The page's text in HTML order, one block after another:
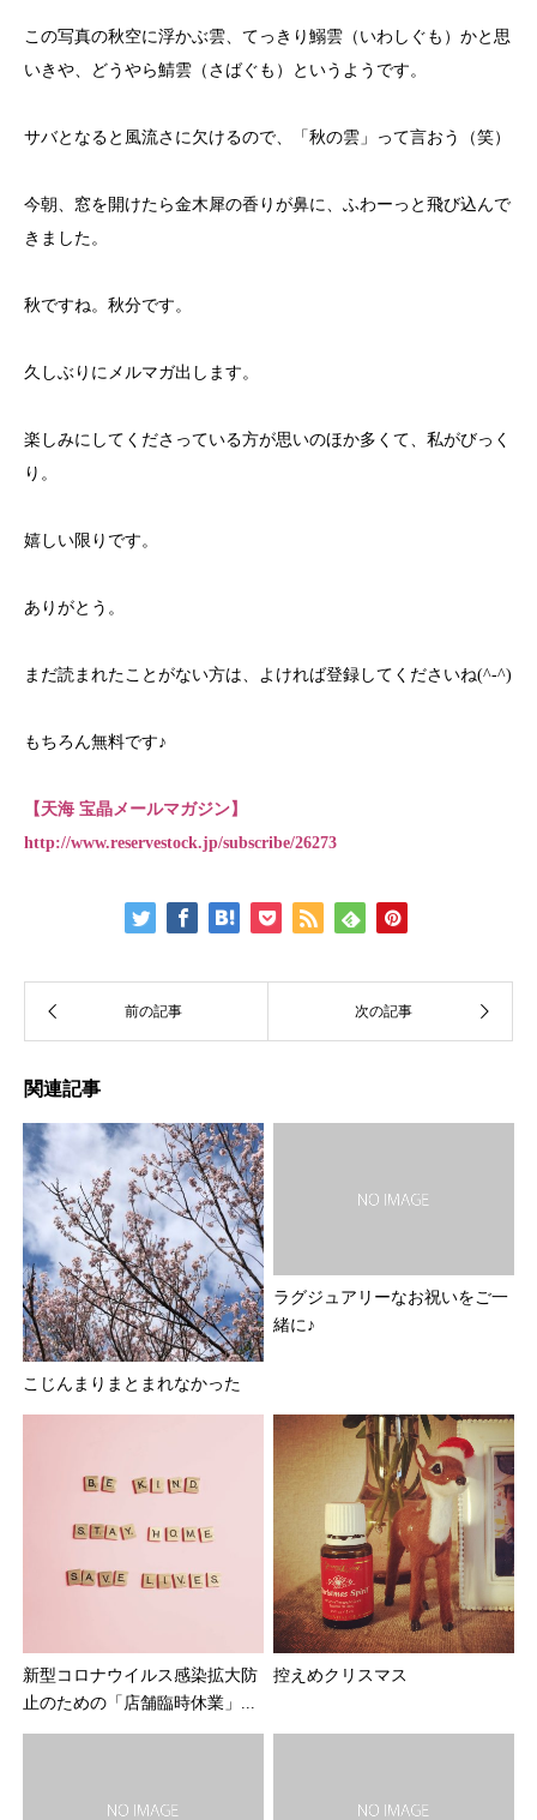
この写真の秋空に浮かぶ雲、てっきり鰯雲（いわしぐも）かと思
いきや、どうやら鯖雲（さばぐも）というようです。
サバとなると風流さに欠けるので、「秋の雲」って言おう（笑）
今朝、窓を開けたら金木犀の香りが鼻に、ふわーっと飛び込んで
きました。
秋ですね。秋分です。
久しぶりにメルマガ出します。
楽しみにしてくださっている方が思いのほか多くて、私がびっく
り。
嬉しい限りです。
ありがとう。
まだ読まれたことがない方は、よければ登録してくださいね(^-^)
もちろん無料です♪
【天海 宝晶メールマガジン】
http://www.reservestock.jp/subscribe/26273
関連記事
こじんまりまとまれなかった
ラグジュアリーなお祝いをご一
緒に♪
新型コロナウイルス感染拡大防
止のための「店舗臨時休業」...
控えめクリスマス